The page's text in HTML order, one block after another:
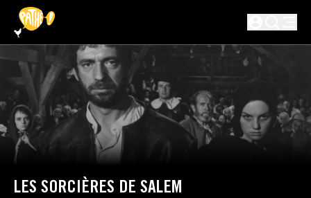
PASSER AU CONTENU PRINCIPAL
LES SORCIÈRES DE SALEM